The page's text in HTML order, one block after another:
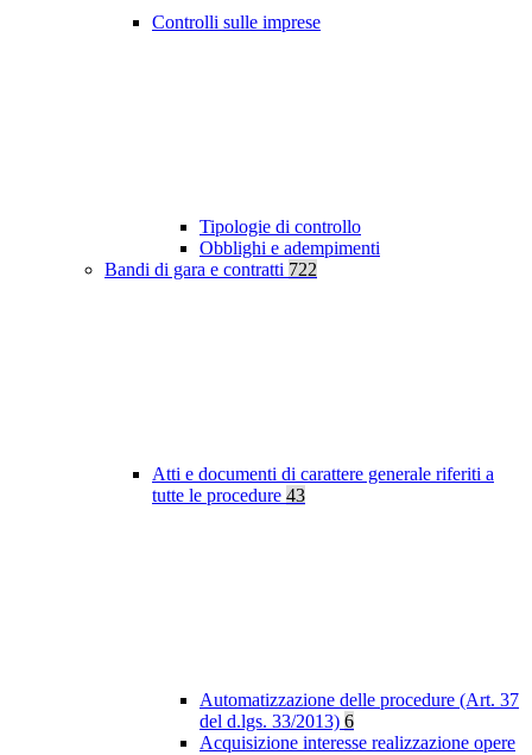
Controlli sulle imprese
Tipologie di controllo
Obblighi e adempimenti
Bandi di gara e contratti 722
Atti e documenti di carattere generale riferiti a
tutte le procedure 43
Automatizzazione delle procedure (Art. 37
del d.lgs. 33/2013) 6
Acquisizione interesse realizzazione opere